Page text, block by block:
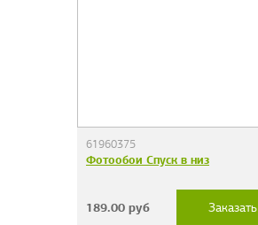
61960375
Фотообои Спуск в низ
189.00руб Заказать